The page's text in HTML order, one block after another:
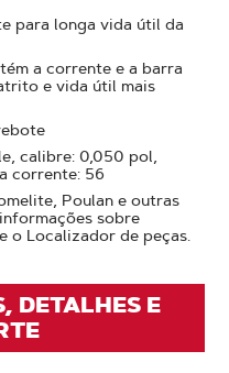
para longa vida útil da
a corrente e a barra
e vida útil mais
calibre: 0,050 pol,
corrente: 56
Poulan e outras
sobre
o Localizador de peças.
DETALHES E